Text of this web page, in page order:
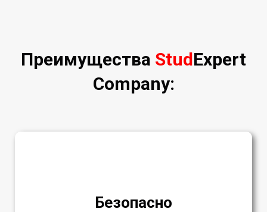
Преимущества StudExpert
Company:
Безопасно